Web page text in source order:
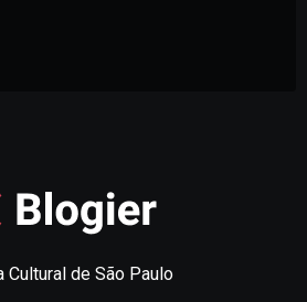
Cultural de São Paulo